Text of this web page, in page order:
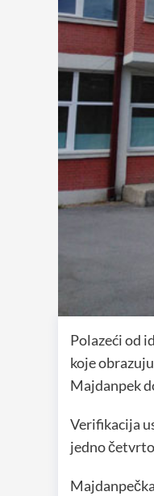
Polazeći od
koje
Majdanpek
Verifikacija
jedno